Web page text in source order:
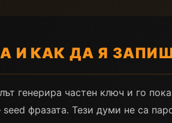
И КАК ДА Я
генерира частен ключ и го
фразата. Тези думи не са